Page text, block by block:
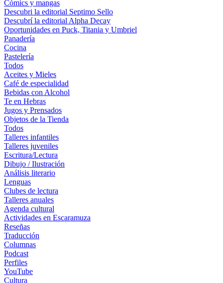
Cómics y mangas
Descubri la editorial Septimo Sello
Descubrí la editorial Alpha Decay
Oportunidades en Puck, Titania y Umbriel
Panadería
Cocina
Pastelería
Todos
Aceites y Mieles
Café de especialidad
Bebidas con Alcohol
Te en Hebras
Jugos y Prensados
Objetos de la Tienda
Todos
Talleres infantiles
Talleres juveniles
Escritura/Lectura
Dibujo / Ilustración
Análisis literario
Lenguas
Clubes de lectura
Talleres anuales
Agenda cultural
Actividades en Escaramuza
Reseñas
Traducción
Columnas
Podcast
Perfiles
YouTube
Cultura